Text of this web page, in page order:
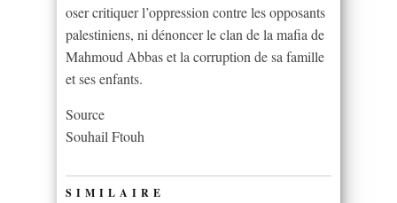
oser critiquer l’oppression contre les opposants
palestiniens, ni dénoncer le clan de la mafia de
Mahmoud Abbas et la corruption de sa famille
et ses enfants.
Source
Souhail Ftouh
SIMILAIRE